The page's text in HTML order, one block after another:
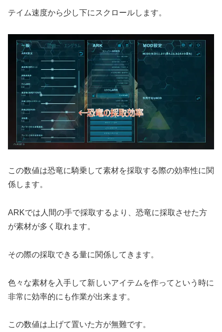
テイム速度から少し下にスクロールします。
この数値は恐竜に騎乗して素材を採取する際の効率性に関
係します。
ARKでは人間の手で採取するより、恐竜に採取させた方
が素材が多く取れます。
その際の採取できる量に関係してきます。
色々な素材を入手して新しいアイテムを作ってという時に
非常に効率的にも作業が出来ます。
この数値は上げて置いた方が無難です。